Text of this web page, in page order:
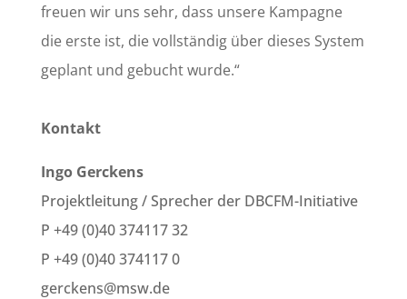
freuen wir uns sehr, dass unsere Kampagne
die erste ist, die vollständig über dieses System
geplant und gebucht wurde.“
Kontakt
Ingo Gerckens
Projektleitung / Sprecher der DBCFM-Initiative
P +49 (0)40 374117 32
P +49 (0)40 374117 0
gerckens@msw.de